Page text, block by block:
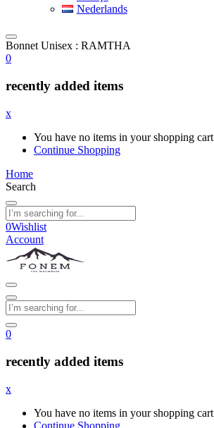
Nederlands
Bonnet Unisex : RAMTHA
0
recently added items
x
You have no items in your shopping cart
Continue Shopping
Home
Search
0Wishlist
Account
0
recently added items
x
You have no items in your shopping cart
Continue Shopping